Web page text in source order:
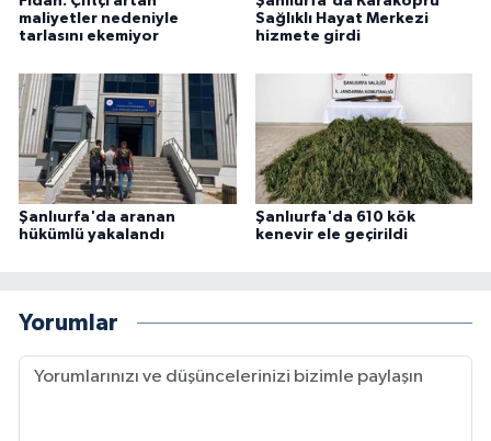
maliyetler nedeniyle
tarlasını ekemiyor
Sağlıklı Hayat Merkezi
hizmete girdi
Şanlıurfa'da aranan
hükümlü yakalandı
Şanlıurfa'da 610 kök
kenevir ele geçirildi
Yorumlar